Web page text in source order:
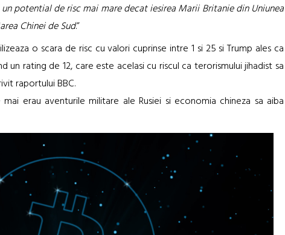
potential de risc mai mare decat iesirea Marii Britanie din Uniunea
Chinei de Sud.”
o scara de risc cu valori cuprinse intre 1 si 25 si Trump ales ca
un rating de 12, care este acelasi cu riscul ca terorismului jihadist sa
raportului BBC.
erau aventurile militare ale Rusiei si economia chineza sa aiba